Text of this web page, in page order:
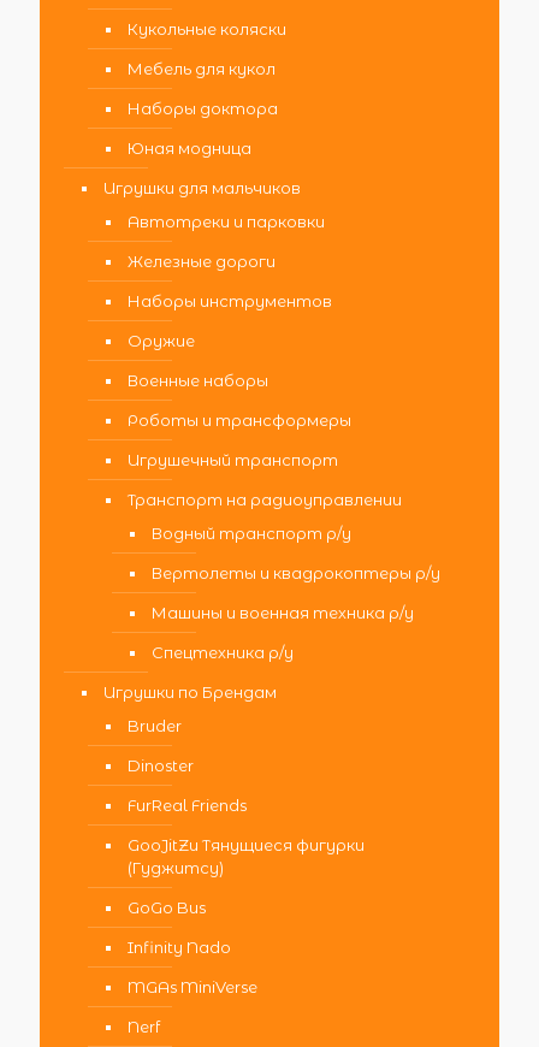
Кукольные коляски
Мебель для кукол
Наборы доктора
Юная модница
Игрушки для мальчиков
Автотреки и парковки
Железные дороги
Наборы инструментов
Оружие
Военные наборы
Роботы и трансформеры
Игрушечный транспорт
Транспорт на радиоуправлении
Водный транспорт р/у
Вертолеты и квадрокоптеры р/у
Машины и военная техника р/у
Спецтехника р/у
Игрушки по Брендам
Bruder
Dinoster
FurReal Friends
GooJitZu Тянущиеся фигурки
(Гуджитсу)
GoGo Bus
Infinity Nado
MGAs MiniVerse
Nerf